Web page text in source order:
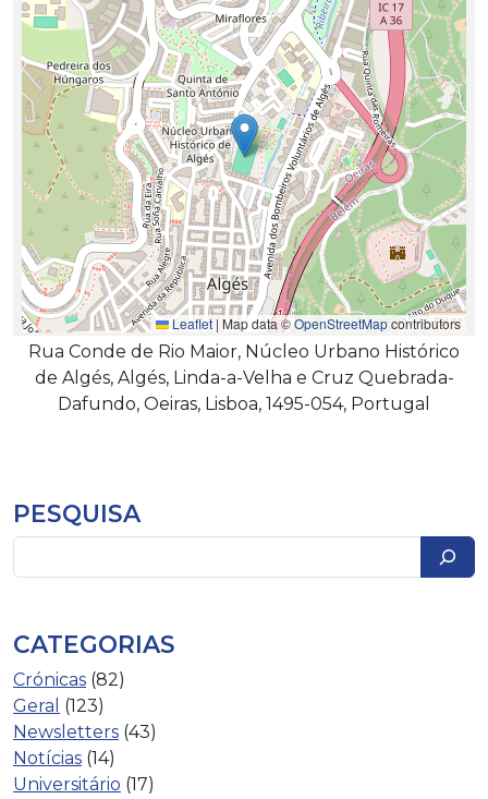
Leaflet | Map data ©OpenStreetMapcontributors
Rua Conde de Rio Maior, Núcleo Urbano Histórico
de Algés, Algés, Linda-a-Velha e Cruz Quebrada-
Dafundo, Oeiras, Lisboa, 1495-054, Portugal
PESQUISA
CATEGORIAS
Crónicas (82)
Geral (123)
Newsletters (43)
Notícias (14)
Universitário (17)